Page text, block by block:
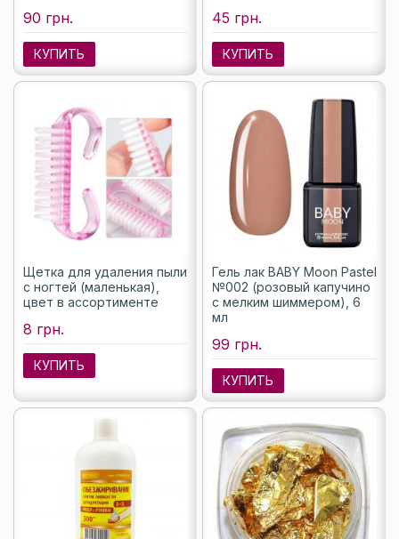
90 грн.
КУПИТЬ
45 грн.
КУПИТЬ
Щетка для удаления пыли
с ногтей (маленькая),
цвет в ассортименте
8 грн.
КУПИТЬ
Гель лак BABY Moon Pastel
№002 (розовый капучино
с мелким шиммером), 6
мл
99 грн.
КУПИТЬ